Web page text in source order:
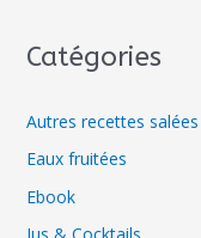
Catégories
Autres recettes salées
Eaux fruitées
Ebook